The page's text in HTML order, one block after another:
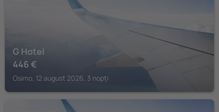
G Hotel
446 €
Osimo, 12 august 2026, 3 nopți